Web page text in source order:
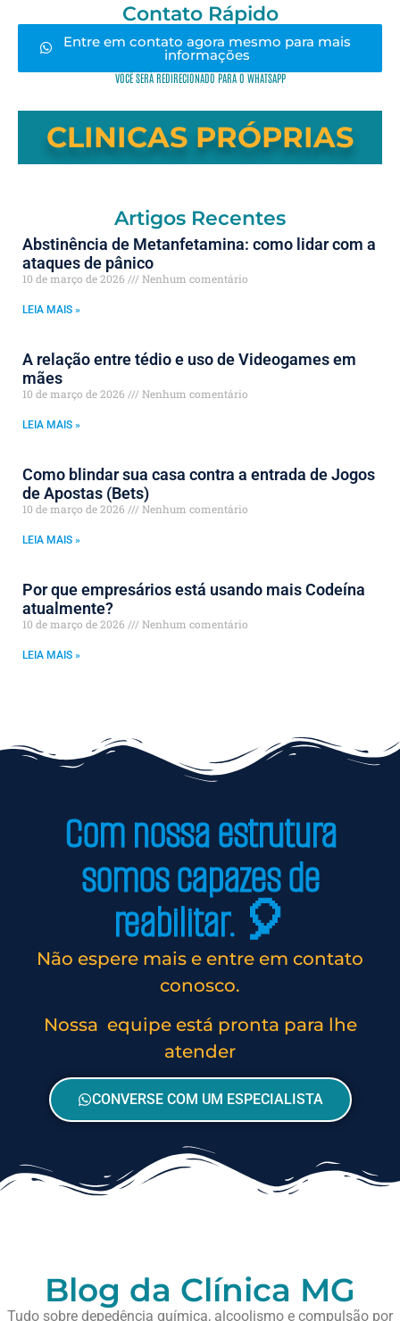
Contato Rápido
Entre em contato agora mesmo para mais
informações
VOCÊ SERÁ REDIRECIONADO PARA O WHATSAPP
CLINICAS PRÓPRIAS
Artigos Recentes
Abstinência de Metanfetamina: como lidar com a
ataques de pânico
10 de março de 2026 Nenhum comentário
LEIA MAIS »
A relação entre tédio e uso de Videogames em
mães
10 de março de 2026 Nenhum comentário
LEIA MAIS »
Como blindar sua casa contra a entrada de Jogos
de Apostas (Bets)
10 de março de 2026 Nenhum comentário
LEIA MAIS »
Por que empresários está usando mais Codeína
atualmente?
10 de março de 2026 Nenhum comentário
LEIA MAIS »
Com nossa estrutura
somos capazes de
reabilitar. 🎈
Não espere mais e entre em contato
conosco.
Nossa equipe está pronta para lhe
atender
CONVERSE COM UM ESPECIALISTA
Blog da Clínica MG
Tudo sobre depedência química, alcoolismo e compulsão por